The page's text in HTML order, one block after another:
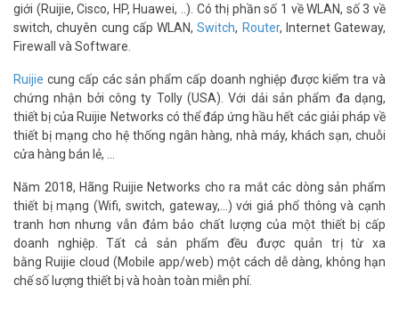
giới (Ruijie, Cisco, HP, Huawei, ..). Có thị phần số 1 về WLAN, số 3 về
switch, chuyên cung cấp WLAN,Switch, Router, Internet Gateway,
Firewall và Software.
Ruijie cung cấp các sản phẩm cấp doanh nghiệp được kiểm tra và
chứng nhận bởi công ty Tolly (USA). Với dải sản phẩm đa dạng,
thiết bị của Ruijie Networks có thể đáp ứng hầu hết các giải pháp về
thiết bị mạng cho hệ thống ngân hàng, nhà máy, khách sạn, chuỗi
cửa hàng bán lẻ, ...
Năm 2018, Hãng Ruijie Networks cho ra mắt các dòng sản phẩm
thiết bị mạng (Wifi, switch, gateway,...) với giá phổ thông và cạnh
tranh hơn nhưng vẫn đảm bảo chất lượng của một thiết bị cấp
doanh nghiệp. Tất cả sản phẩm đều được quản trị từ xa
bằng Ruijie cloud (Mobile app/web) một cách dễ dàng, không hạn
chế số lượng thiết bị và hoàn toàn miễn phí.